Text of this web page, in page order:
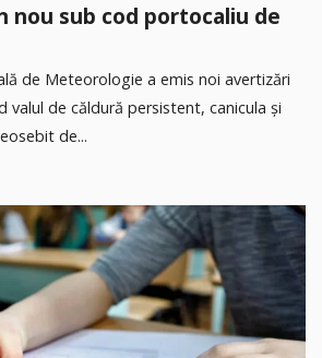
nou sub cod portocaliu de
de Meteorologie a emis noi avertizări
valul de căldură persistent, canicula și
de...